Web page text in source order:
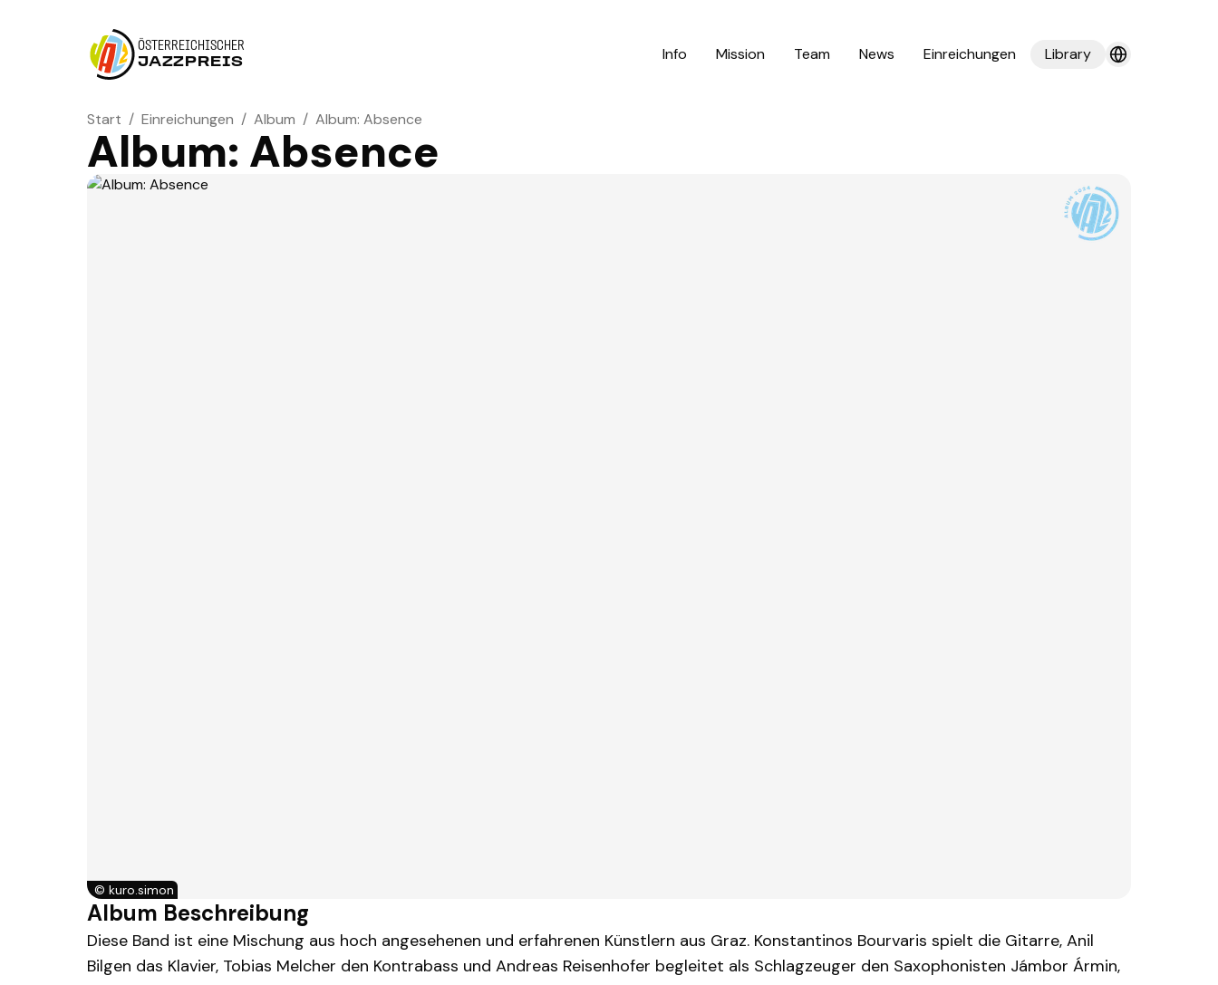
ÖSTERREICHISCHER
JAZZPREIS
Info Mission Team News Einreichungen Library
Start / Einreichungen / Album / Album: Absence
Album: Absence
© kuro.simon
Album Beschreibung
Diese Band ist eine Mischung aus hoch angesehenen und erfahrenen Künstlern aus Graz. Konstantinos Bourvaris spielt die Gitarre, Anil
Bilgen das Klavier, Tobias Melcher den Kontrabass und Andreas Reisenhofer begleitet als Schlagzeuger den Saxophonisten Jámbor Ármin,